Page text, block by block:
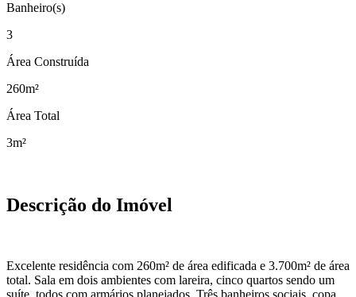
Banheiro(s)
3
Área Construída
260m²
Área Total
3m²
Descrição do Imóvel
Excelente residência com 260m² de área edificada e 3.700m² de área
total. Sala em dois ambientes com lareira, cinco quartos sendo um